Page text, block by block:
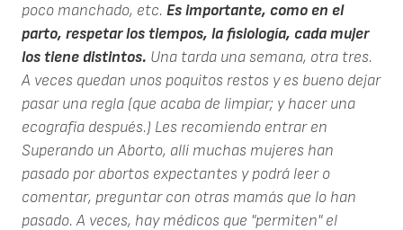
poco manchado, etc. Es importante, como en el
parto, respetar los tiempos, la fisiología, cada mujer
los tiene distintos. Una tarda una semana, otra tres.
A veces quedan unos poquitos restos y es bueno dejar
pasar una regla (que acaba de limpiar; y hacer una
ecografía después.) Les recomiendo entrar en
Superando un Aborto, allí muchas mujeres han
pasado por abortos expectantes y podrá leer o
comentar, preguntar con otras mamás que lo han
pasado. A veces, hay médicos que "permiten" el